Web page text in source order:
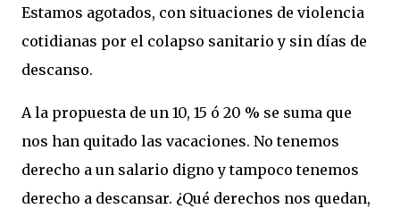
Estamos agotados, con situaciones de violencia
cotidianas por el colapso sanitario y sin días de
descanso.
A la propuesta de un 10, 15 ó 20 % se suma que
nos han quitado las vacaciones. No tenemos
derecho a un salario digno y tampoco tenemos
derecho a descansar. ¿Qué derechos nos quedan,